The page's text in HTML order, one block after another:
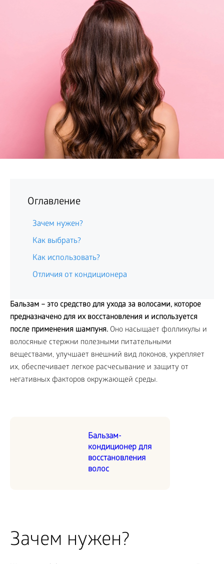
Оглавление
Зачем нужен?
Как выбрать?
Как использовать?
Отличия от кондиционера
Бальзам – это средство для ухода за волосами, которое
предназначено для их восстановления и используется
после применения шампуня. Оно насыщает фолликулы и
волосяные стержни полезными питательными
веществами, улучшает внешний вид локонов, укрепляет
их, обеспечивает легкое расчесывание и защиту от
негативных факторов окружающей среды.
Бальзам-
кондиционер для
восстановления
волос
Зачем нужен?